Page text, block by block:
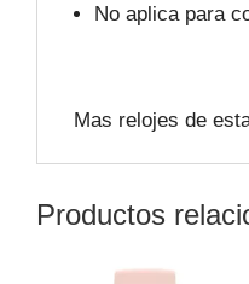
No aplica para
Mas relojes de
Productos